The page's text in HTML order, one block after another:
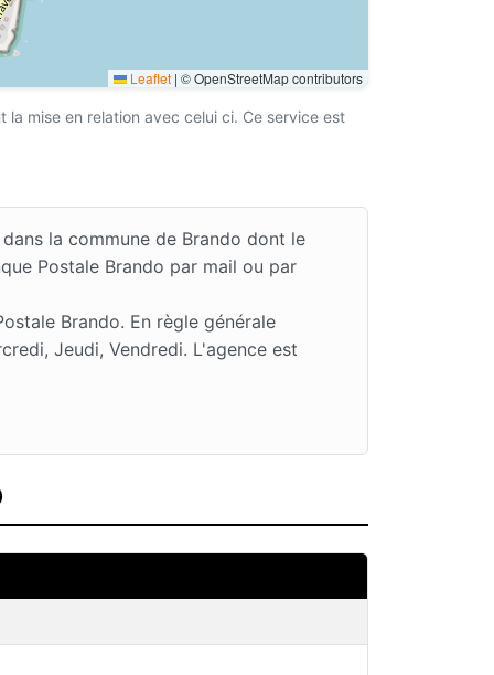
Leaflet | © OpenStreetMap contributors
mise en relation avec celui ci. Ce service est
la commune de Brando dont le
Postale Brando par mail ou par
Brando. En règle générale
Jeudi, Vendredi. L'agence est